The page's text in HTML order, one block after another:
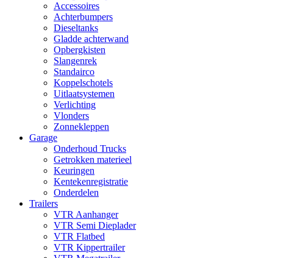
Accessoires
Achterbumpers
Dieseltanks
Gladde achterwand
Opbergkisten
Slangenrek
Standairco
Koppelschotels
Uitlaatsystemen
Verlichting
Vlonders
Zonnekleppen
Garage
Onderhoud Trucks
Getrokken materieel
Keuringen
Kentekenregistratie
Onderdelen
Trailers
VTR Aanhanger
VTR Semi Dieplader
VTR Flatbed
VTR Kippertrailer